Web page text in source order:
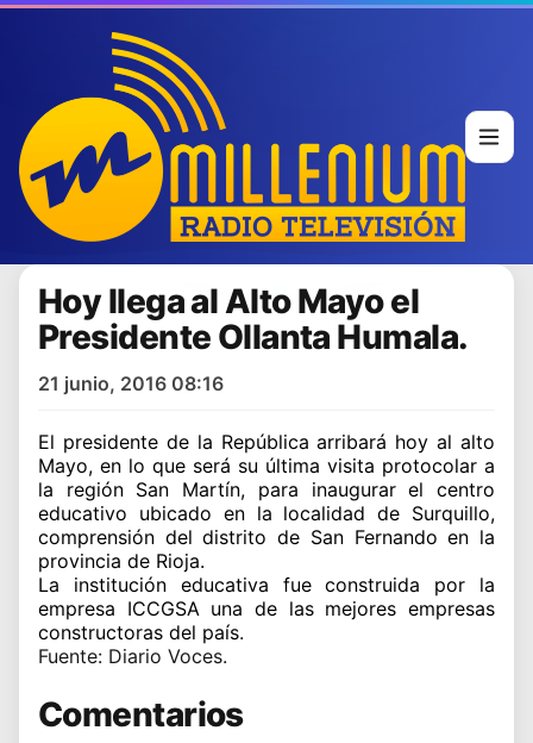
Hoy llega al Alto Mayo el
Presidente Ollanta Humala.
21 junio, 2016 08:16
El presidente de la República arribará hoy al alto
Mayo, en lo que será su última visita protocolar a
la región San Martín, para inaugurar el centro
educativo ubicado en la localidad de Surquillo,
comprensión del distrito de San Fernando en la
provincia de Rioja.
La institución educativa fue construida por la
empresa ICCGSA una de las mejores empresas
constructoras del país.
Fuente: Diario Voces.
Comentarios